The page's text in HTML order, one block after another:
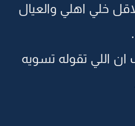
خلي اهلي والعيال
اللي تقوله تسويه